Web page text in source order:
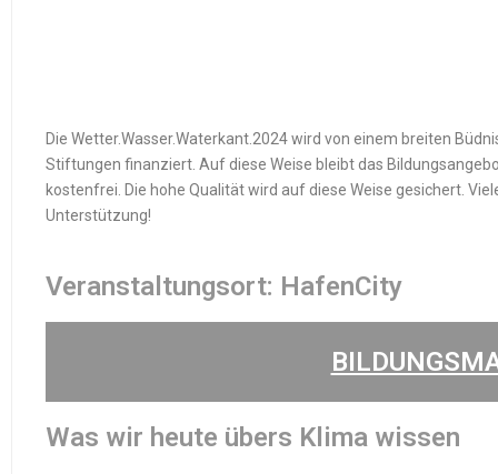
Die Wetter.Wasser.Waterkant.2024 wird von einem breiten
Stiftungen finanziert. Auf diese Weise bleibt das
kostenfrei. Die hohe Qualität wird auf diese Weise gesichert.
Unterstützung!
Veranstaltungsort: HafenCity
Was wir heute übers Klima wissen